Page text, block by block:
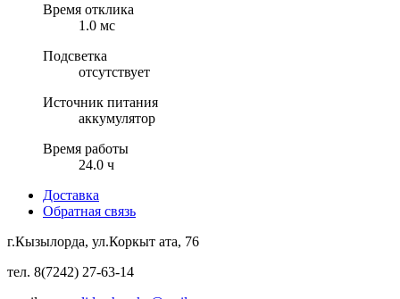
Время отклика
1.0 мс
Подсветка
отсутствует
Источник питания
аккумулятор
Время работы
24.0 ч
Доставка
Обратная связь
г.Кызылорда, ул.Коркыт ата, 76
тел. 8(7242) 27-63-14